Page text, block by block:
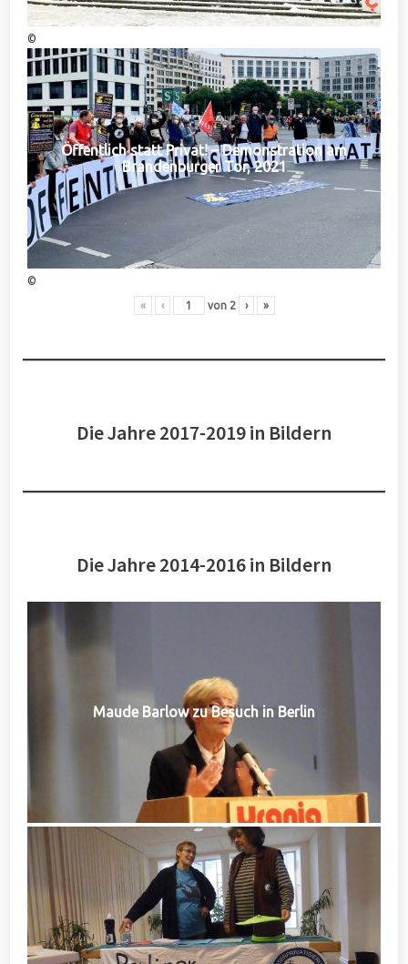
©
Öffentlich statt Privat! – Demonstration am
Brandenburger Tor, 2021
©
« ‹ von 2 › »
Die Jahre 2017-2019 in Bildern
Die Jahre 2014-2016 in Bildern
Maude Barlow zu Besuch in Berlin